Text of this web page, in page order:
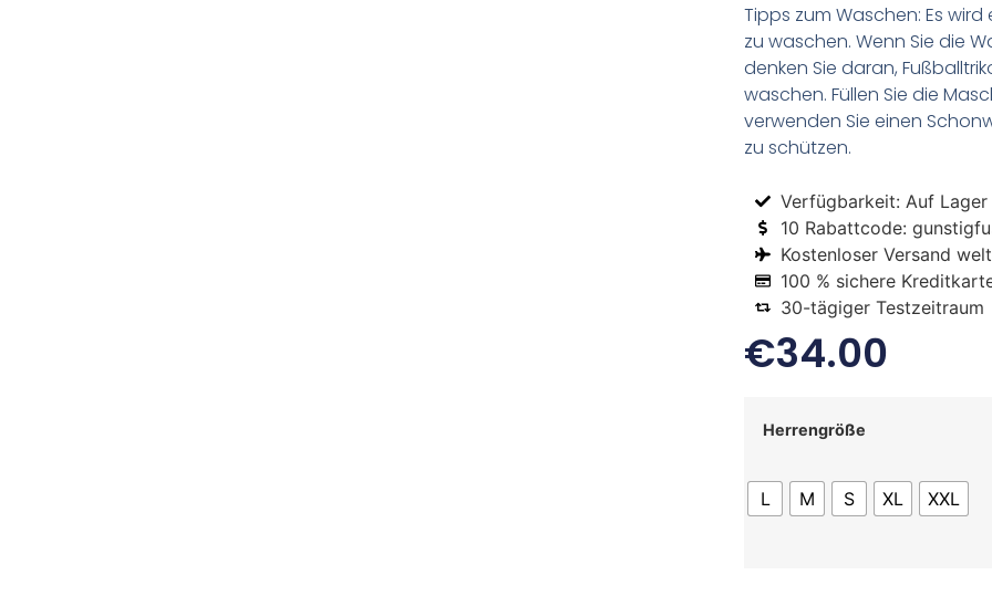
Tipps zum Waschen: Es
zu waschen. Wenn Sie die
denken Sie daran,
waschen. Füllen Sie die
verwenden Sie einen
zu schützen.
Verfügbarkeit: Auf Lager
10 Rabattcode:
Kostenloser Versand
100 % sichere
30-tägiger Testzeitraum
€34.00
Herrengröße
L M S XL XXL